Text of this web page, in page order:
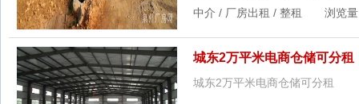
中介 / 厂房出租 / 整租 浏览
城东2万平米电商仓储可分租
城东2万平米电商仓储可分租